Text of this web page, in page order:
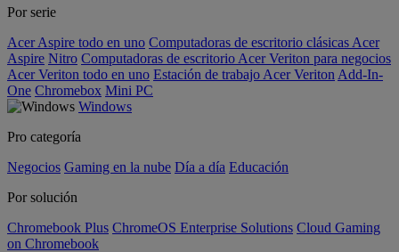
Por serie
Acer Aspire todo en uno Computadoras de escritorio clásicas Acer
Aspire Nitro Computadoras de escritorio Acer Veriton para negocios
Acer Veriton todo en uno Estación de trabajo Acer Veriton Add-In-
One Chromebox Mini PC
Windows
Pro categoría
Negocios Gaming en la nube Día a día Educación
Por solución
Chromebook Plus ChromeOS Enterprise Solutions Cloud Gaming
on Chromebook